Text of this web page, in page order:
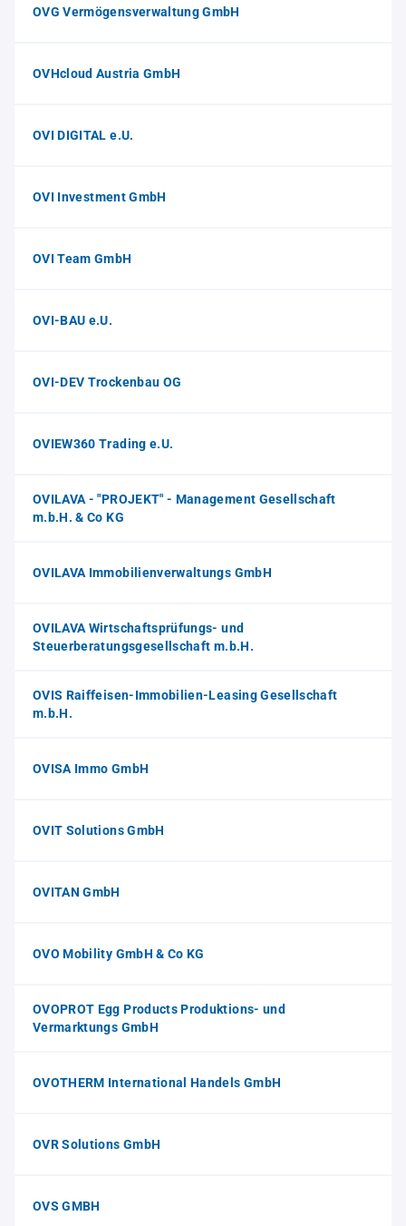
OVG Vermögensverwaltung GmbH
OVHcloud Austria GmbH
OVI DIGITAL e.U.
OVI Investment GmbH
OVI Team GmbH
OVI-BAU e.U.
OVI-DEV Trockenbau OG
OVIEW360 Trading e.U.
OVILAVA - "PROJEKT" - Management Gesellschaft
m.b.H. & Co KG
OVILAVA Immobilienverwaltungs GmbH
OVILAVA Wirtschaftsprüfungs- und
Steuerberatungsgesellschaft m.b.H.
OVIS Raiffeisen-Immobilien-Leasing Gesellschaft
m.b.H.
OVISA Immo GmbH
OVIT Solutions GmbH
OVITAN GmbH
OVO Mobility GmbH & Co KG
OVOPROT Egg Products Produktions- und
Vermarktungs GmbH
OVOTHERM International Handels GmbH
OVR Solutions GmbH
OVS GMBH